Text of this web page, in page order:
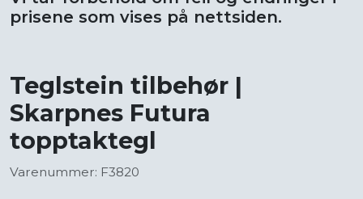
prisene som vises på nettsiden.
Teglstein tilbehør |
Skarpnes Futura
topptaktegl
Varenummer: F3820